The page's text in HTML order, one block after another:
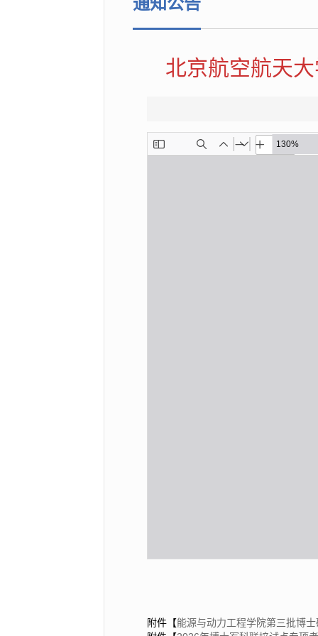
北京航空航天
附件【能源与动力工程学院第三批博